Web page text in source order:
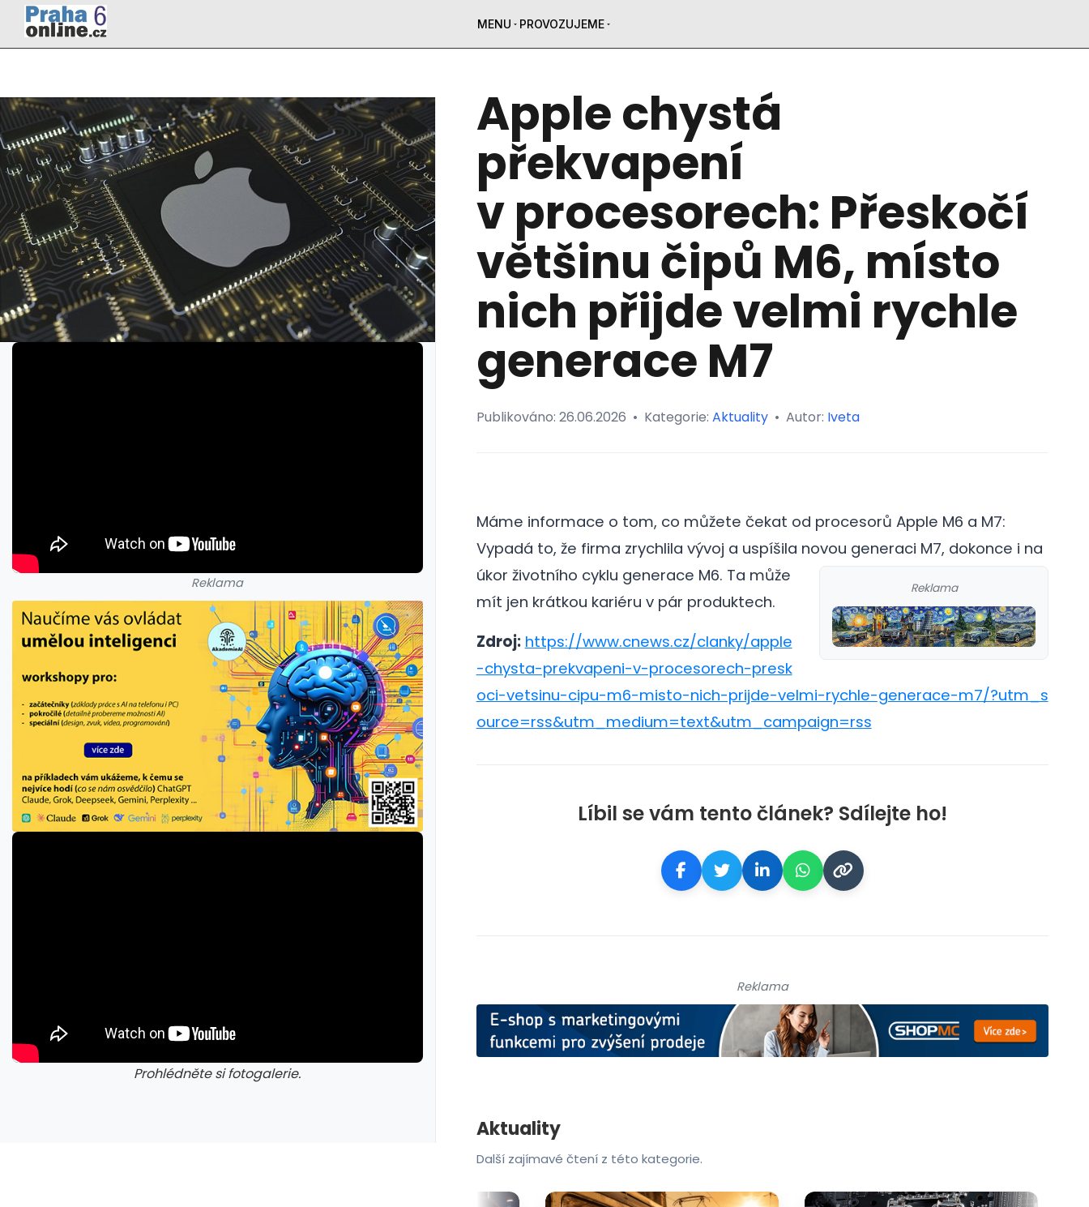
MENU PROVOZUJEME
Reklama
Prohlédněte si fotogalerie.
Apple chystá
překvapení
v procesorech: Přeskočí
většinu čipů M6, místo
nich přijde velmi rychle
generace M7
Publikováno: 26.06.2026 • Kategorie: Aktuality • Autor: Iveta
Máme informace o tom, co můžete čekat od procesorů Apple M6 a M7:
Vypadá to, že firma zrychlila vývoj a uspíšila novou generaci M7, dokonce i na
úkor životního cyklu generace M6.
Reklama
Ta může
mít jen krátkou kariéru v pár produktech.
Zdroj: https://www.cnews.cz/clanky/apple
-chysta-prekvapeni-v-procesorech-presk
oci-vetsinu-cipu-m6-misto-nich-prijde-velmi-rychle-generace-m7/?utm_s
ource=rss&utm_medium=text&utm_campaign=rss
Líbil se vám tento článek? Sdílejte ho!
Reklama
Aktuality
Další zajímavé čtení z této kategorie.